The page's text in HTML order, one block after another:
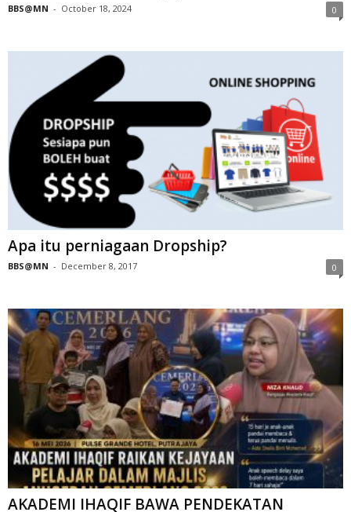
BBS@MN - October 18, 2024 0
Apa itu perniagaan Dropship?
BBS@MN - December 8, 2017 0
AKADEMI IHAQIF BAWA PENDEKATAN